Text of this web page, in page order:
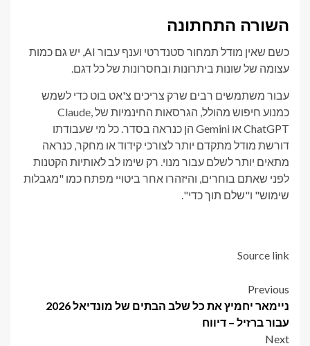
השורה התחתונה
כשם שאין מודל תמחור סטנדרטי וענף עבור AI, יש גם כמות
עצומה של שונות ביתרונות ובחסרונות של כל דגם.
עבור משתמשים רבים שרק צריכים צ'אט בוט כדי לשמש
כמנוע חיפוש מהולל, הגרסאות החינמיות של Claude,
ChatGPT או Gemini הן כנראה בסדר. כל מי שעבודתו
דורשת מודל מתקדם יותר לצורכי קידוד או מחקר, כנראה
מתאים יותר לשלם עבור מנוי. רק שימו לב לאותיות הקטנות
לפני שאתם בוחרים, והיזהרו אחר ביטויי מפתח כמו "מגבלות
שימוש" ו"שלם תוך כדי".
Source link
Post
navigation
Previous
ניימאר יחמיץ את כל שלב הבתים של מונדיאל 2026
עבור ברזיל – דיווח
Next